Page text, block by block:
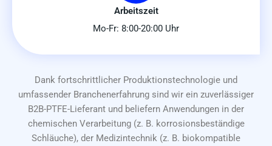
Arbeitszeit
Mo-Fr: 8:00-20:00 Uhr
Dank fortschrittlicher Produktionstechnologie und
umfassender Branchenerfahrung sind wir ein zuverlässiger
B2B-PTFE-Lieferant und beliefern Anwendungen in der
chemischen Verarbeitung (z. B. korrosionsbeständige
Schläuche), der Medizintechnik (z. B. biokompatible